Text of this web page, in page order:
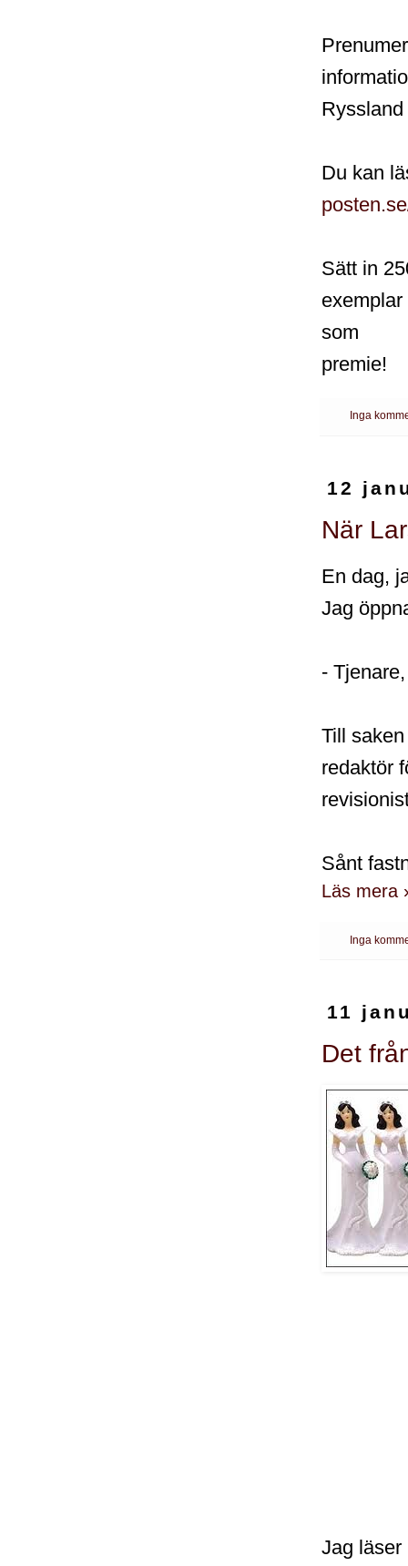
Du kan
Sätt in
som
premie!
Inga
12
När
En dag,
Jag
-
Till
redaktör
Sånt
Läs mera
Inga
11
Det
Jag läser